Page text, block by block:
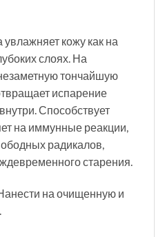
кожу как на
слоях. На
тончайшую
испарение
Способствует
на иммунные реакции,
радикалов,
старения.
на очищенную и